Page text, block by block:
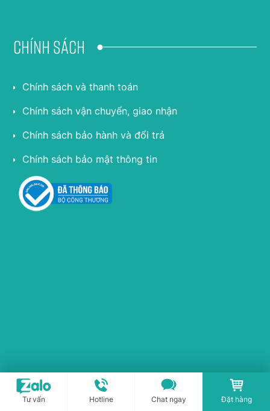
Chính sách
Chính sách và thanh toán
Chính sách vận chuyển, giao nhận
Chính sách bảo hành và đổi trả
Chính sách bảo mật thông tin
Tư vấn Hotline Chat ngay Đặt hàng